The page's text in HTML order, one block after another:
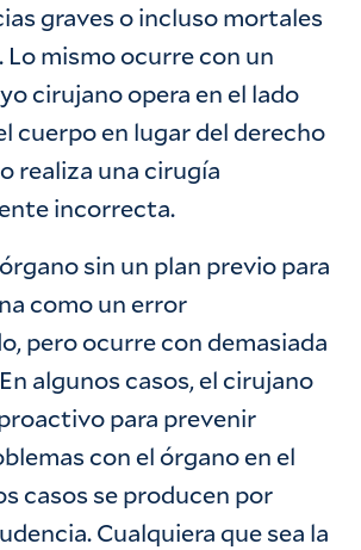
graves o incluso mortales
Lo mismo ocurre con un
cirujano opera en el lado
cuerpo en lugar del derecho
realiza una cirugía
incorrecta.
sin un plan previo para
como un error
pero ocurre con demasiada
algunos casos, el cirujano
para prevenir
con el órgano en el
casos se producen por
Cualquiera que sea la